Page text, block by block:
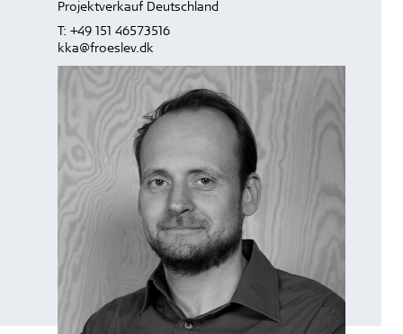
Projektverkauf Deutschland
T: +49 151 46573516
kka@froeslev.dk